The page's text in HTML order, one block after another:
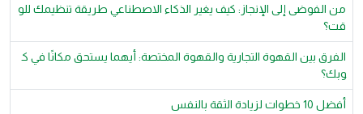
من الفوضى إلى الإنجاز: كيف يغير الذكاء الاصطناعي طريقة تنظيمك للو
قت؟
الفرق بين القهوة التجارية والقهوة المختصة: أيهما يستحق مكانًا في ك
وبك؟
أفضل 10 خطوات لزيادة الثقة بالنفس